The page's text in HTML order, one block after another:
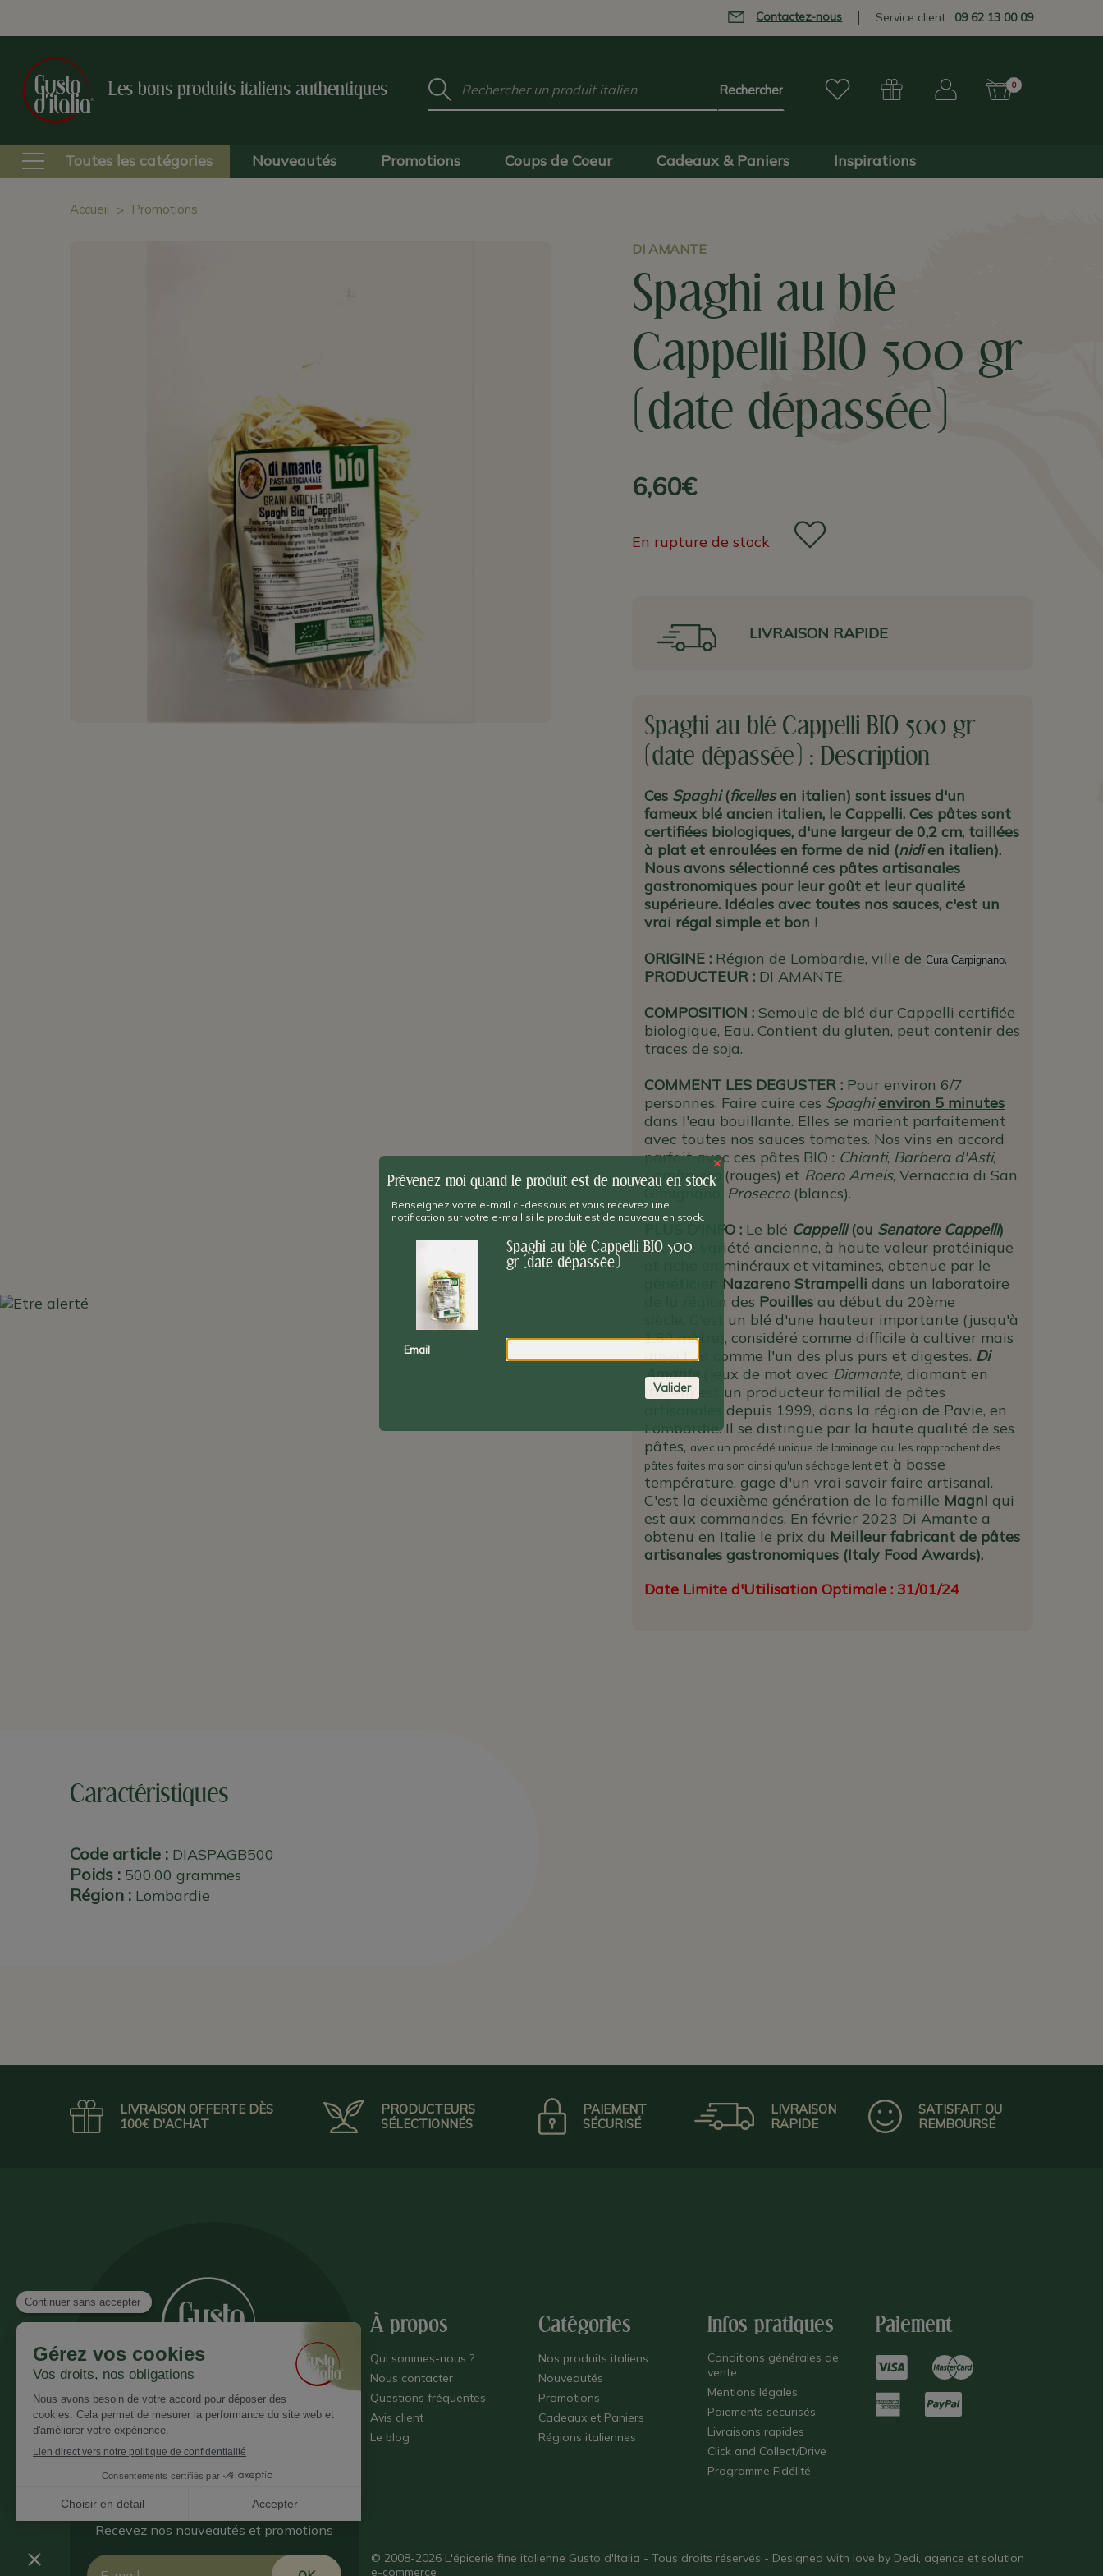
Contactez-nous Service client : 09 62 13 00 09
Les bons produits italiens authentiques 0
Mot
clé
Toutes les catégories Nouveautés Promotions Coups de Coeur Cadeaux & Paniers Inspirations
Accueil Promotions
DI AMANTE
Spaghi au blé
Cappelli BIO 500 gr
(date dépassée)
6,60€
En rupture de stock
LIVRAISON RAPIDE
Spaghi au blé Cappelli BIO 500 gr
(date dépassée) : Description
Ces Spaghi(ficellesen italien) sont issues d'un
fameux blé ancien italien, le Cappelli. Ces pâtes sont
certifiées biologiques, d'une largeur de 0,2 cm, taillées
à plat et enroulées en forme de nid (nidien italien).
Nous avons sélectionné ces pâtes artisanales
gastronomiques pour leur goût et leur qualité
supérieure. Idéales avec toutes nos sauces, c'est un
vrai régal simple et bon !
ORIGINE : Région de Lombardie, ville de Cura Carpignano.
PRODUCTEUR : DI AMANTE.
COMPOSITION :Semoule de blé dur Cappelli certifiée
biologique, Eau. Contient du gluten, peut contenir des
traces de soja.
COMMENT LES DEGUSTER :Pour environ 6/7
personnes. Faire cuire ces Spaghi environ 5 minutes
dans l'eau bouillante. Elles se marient parfaitement
avec toutes nos sauces tomates. Nos vins en accord
parfait avec ces pâtes BIO : Chianti, Barbera d'Asti,
Lambrusco (rouges) et Roero Arneis, Vernaccia di San
Prosecco(blancs).
PLUS D'INFO : Le blé Cappelli(ou Senatore Cappelli)
est une variété ancienne, à haute valeur protéinique
et riche en minéraux et vitamines, obtenue par le
Nazareno Strampelli dans un laboratoire
de la région des Pouilles au début du 20ème
C'est un blé d'une hauteur importante (jusqu'à
1,80 mètre), considéré comme difficile à cultiver mais
aussi l'un comme l'un des plus purs et digestes. Di
Amante
(jeux de mot avec Diamante, diamant en
italien) est un producteur familial de pâtes
artisanales depuis 1999, dans la région de Pavie, en
Lombardie. Il se distingue par la haute qualité de ses
pâtes, avec un procédé unique de laminage qui les rapprochent des
pâtes faites maison ainsi qu'un séchage lentet à basse
température, gage d'un vrai savoir faire artisanal.
C'est la deuxième génération de la famille Magni qui
est aux commandes. En février 2023 Di Amante a
obtenu en Italie le prix du Meilleur fabricant de pâtes
artisanales gastronomiques (Italy Food Awards).
Date Limite d'Utilisation Optimale : 31/01/24
Caractéristiques
Code article : DIASPAGB500
Poids : 500,00 grammes
Région : Lombardie
LIVRAISON OFFERTE DÈS
100€ D'ACHAT
PRODUCTEURS
SÉLECTIONNÉS
PAIEMENT
SÉCURISÉ
LIVRAISON
RAPIDE
SATISFAIT OU
REMBOURSÉ
À propos
Qui sommes-nous ?
Nous contacter
Questions fréquentes
Avis client
Le blog
Catégories
Nos produits italiens
Nouveautés
Promotions
Cadeaux et Paniers
Régions italiennes
Infos pratiques
Conditions générales de
vente
Mentions légales
Paiements sécurisés
Livraisons rapides
Click and Collect/Drive
Programme Fidélité
Paiement
Inscrivez vous à notre newsletter
Recevez nos nouveautés et promotions
Email © 2008-2026 L'épicerie fine italienne Gusto d'Italia - Tous droits réservés - Designed with love by Dedi, agence et solution
e-commerce
×
Prévenez-moi quand le produit est de nouveau en stock
Renseignez votre e-mail ci-dessous et vous recevrez une
notification sur votre e-mail si le produit est de nouveau en stock.
Spaghi au blé Cappelli BIO 500
gr (date dépassée)
Email
Valider